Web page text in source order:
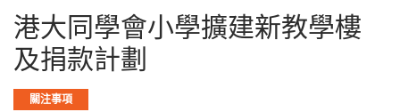
港大同學會小學擴建新教學樓
及捐款計劃
關注事項